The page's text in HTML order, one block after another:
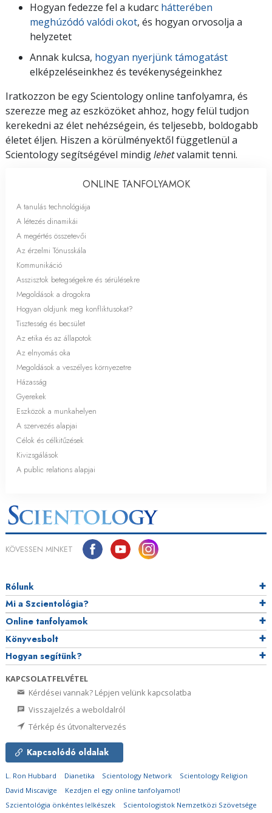
Hogyan fedezze fel a kudarc hátterében
meghúzódó valódi okot, és hogyan orvosolja a
helyzetet
Annak kulcsa, hogyan nyerjünk támogatást
elképzeléseinkhez és tevékenységeinkhez
Iratkozzon be egy Scientology online tanfolyamra, és
szerezze meg az eszközöket ahhoz, hogy felül tudjon
kerekedni az élet nehézségein, és teljesebb, boldogabb
életet éljen. Hiszen a körülményektől függetlenül a
Scientology segítségével mindiglehetvalamit tenni.
ONLINE TANFOLYAMOK
A tanulás technológiája
A létezés dinamikái
A megértés összetevői
Az érzelmi Tónusskála
Kommunikáció
Asszisztok betegségekre és sérülésekre
Megoldások a drogokra
Hogyan oldjunk meg konfliktusokat?
Tisztesség és becsület
Az etika és az állapotok
Az elnyomás oka
Megoldások a veszélyes környezetre
Házasság
Gyerekek
Eszközök a munkahelyen
A szervezés alapjai
Célok és célkitűzések
Kivizsgálások
A public relations alapjai
KÖVESSEN MINKET
Rólunk
Mi a Szcientológia?
Online tanfolyamok
Könyvesbolt
Hogyan segítünk?
KAPCSOLATFELVÉTEL
Kérdései vannak? Lépjen velünk kapcsolatba
Visszajelzés a weboldalról
Térkép és útvonaltervezés
Kapcsolódó oldalak
L. Ron Hubbard Dianetika Scientology Network
Scientology Religion
David Miscavige
Kezdjen el egy online tanfolyamot!
Szcientológia önkéntes lelkészek
Scientologistok Nemzetközi Szövetsége